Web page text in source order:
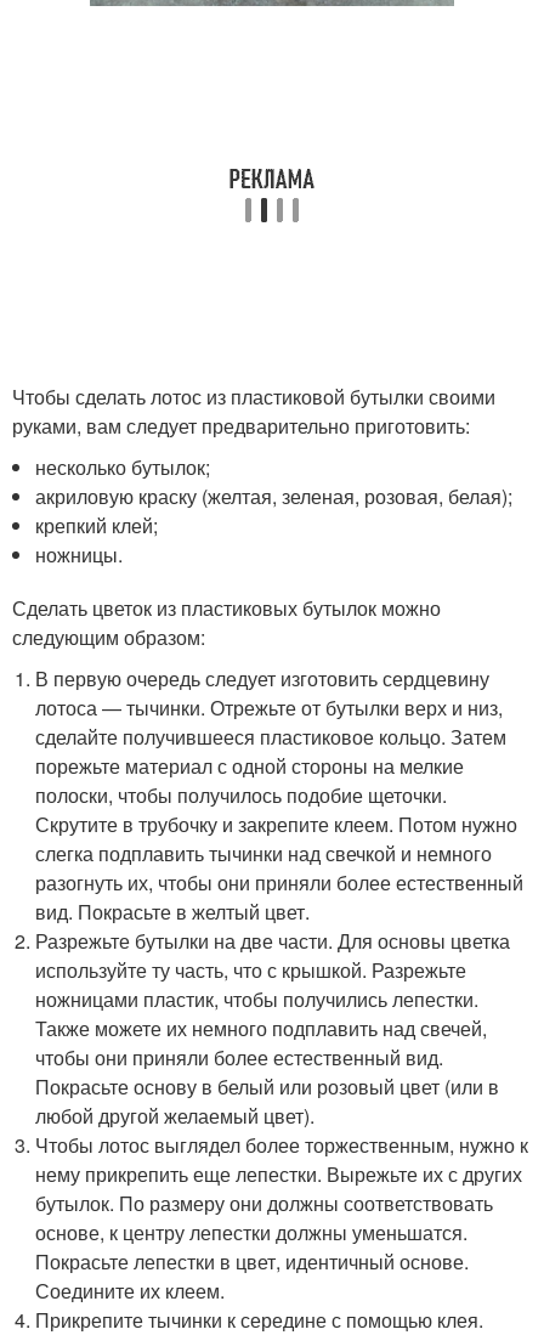
Чтобы сделать лотос из пластиковой бутылки своими
руками, вам следует предварительно приготовить:
несколько бутылок;
акриловую краску (желтая, зеленая, розовая, белая);
крепкий клей;
ножницы.
Сделать цветок из пластиковых бутылок можно
следующим образом:
В первую очередь следует изготовить сердцевину
лотоса — тычинки. Отрежьте от бутылки верх и низ,
сделайте получившееся пластиковое кольцо. Затем
порежьте материал с одной стороны на мелкие
полоски, чтобы получилось подобие щеточки.
Скрутите в трубочку и закрепите клеем. Потом нужно
слегка подплавить тычинки над свечкой и немного
разогнуть их, чтобы они приняли более естественный
вид. Покрасьте в желтый цвет.
Разрежьте бутылки на две части. Для основы цветка
используйте ту часть, что с крышкой. Разрежьте
ножницами пластик, чтобы получились лепестки.
Также можете их немного подплавить над свечей,
чтобы они приняли более естественный вид.
Покрасьте основу в белый или розовый цвет (или в
любой другой желаемый цвет).
Чтобы лотос выглядел более торжественным, нужно к
нему прикрепить еще лепестки. Вырежьте их с других
бутылок. По размеру они должны соответствовать
основе, к центру лепестки должны уменьшатся.
Покрасьте лепестки в цвет, идентичный основе.
Соедините их клеем.
Прикрепите тычинки к середине с помощью клея.